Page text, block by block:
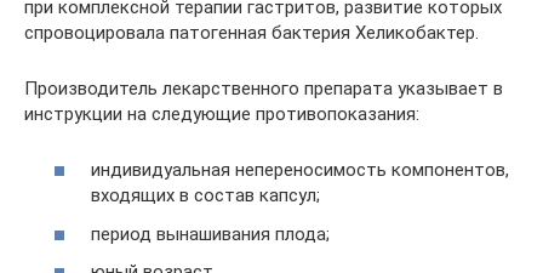
при комплексной терапии гастритов, развитие которых
спровоцировала патогенная бактерия Хеликобактер.
Производитель лекарственного препарата указывает в
инструкции на следующие противопоказания:
индивидуальная непереносимость компонентов,
входящих в состав капсул;
период вынашивания плода;